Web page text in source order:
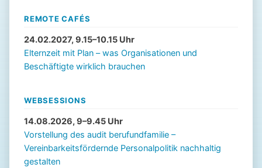
REMOTE CAFÉS
24.02.2027, 9.15–10.15 Uhr
Elternzeit mit Plan – was Organisationen und
Beschäftigte wirklich brauchen
WEBSESSIONS
14.08.2026, 9–9.45 Uhr
Vorstellung des audit berufundfamilie –
Vereinbarkeitsfördernde Personalpolitik nachhaltig
gestalten